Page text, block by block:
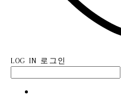
LOG IN 로그인